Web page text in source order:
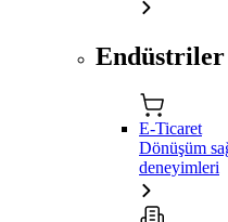
Endüstriler
E-Ticaret
Dönüşüm
deneyimleri